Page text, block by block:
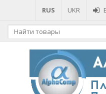
RUS UKR